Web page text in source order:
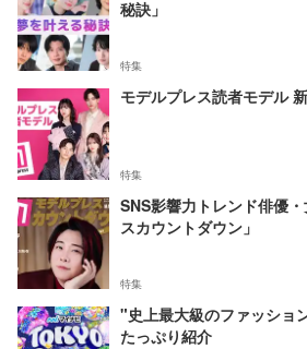
秘訣」
特集
モデルプレス読者モデル
特集
SNS影響力トレンド俳優
スカウントダウン」
特集
"史上最大級のファッショ
たっぷり紹介